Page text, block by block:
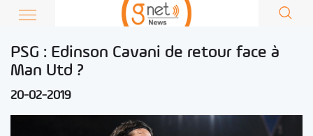
PSG : Edinson Cavani de retour face à
Man Utd ?
20-02-2019